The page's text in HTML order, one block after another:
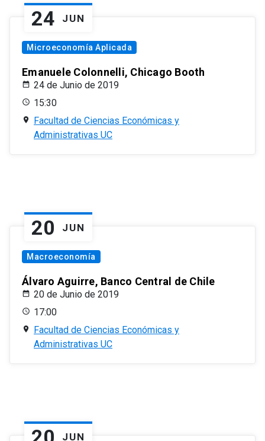
24 JUN
Microeconomía Aplicada
Emanuele Colonnelli, Chicago Booth
24 de Junio de 2019
15:30
Facultad de Ciencias Económicas y
Administrativas UC
20 JUN
Macroeconomía
Álvaro Aguirre, Banco Central de Chile
20 de Junio de 2019
17:00
Facultad de Ciencias Económicas y
Administrativas UC
JUN